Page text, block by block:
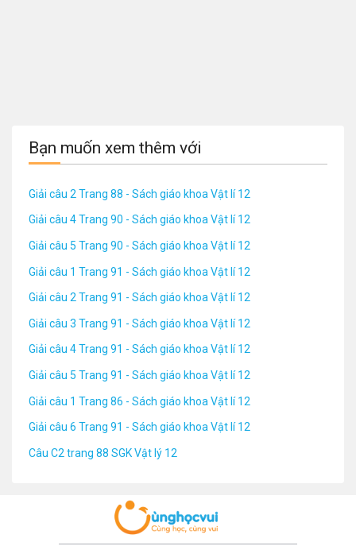
Bạn muốn xem thêm với
Giải câu 2 Trang 88 - Sách giáo khoa Vật lí 12
Giải câu 4 Trang 90 - Sách giáo khoa Vật lí 12
Giải câu 5 Trang 90 - Sách giáo khoa Vật lí 12
Giải câu 1 Trang 91 - Sách giáo khoa Vật lí 12
Giải câu 2 Trang 91 - Sách giáo khoa Vật lí 12
Giải câu 3 Trang 91 - Sách giáo khoa Vật lí 12
Giải câu 4 Trang 91 - Sách giáo khoa Vật lí 12
Giải câu 5 Trang 91 - Sách giáo khoa Vật lí 12
Giải câu 1 Trang 86 - Sách giáo khoa Vật lí 12
Giải câu 6 Trang 91 - Sách giáo khoa Vật lí 12
Câu C2 trang 88 SGK Vật lý 12